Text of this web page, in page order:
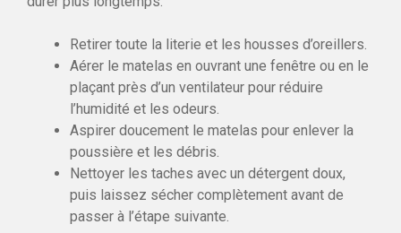
Retirer toute la literie et les housses d’oreillers.
Aérer le matelas en ouvrant une fenêtre ou en le
plaçant près d’un ventilateur pour réduire
l’humidité et les odeurs.
Aspirer doucement le matelas pour enlever la
poussière et les débris.
Nettoyer les taches avec un détergent doux,
puis laissez sécher complètement avant de
passer à l’étape suivante.